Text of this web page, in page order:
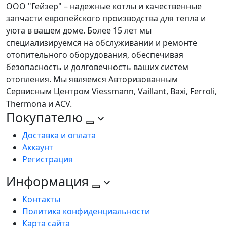
ООО "Гейзер" – надежные котлы и качественные
запчасти европейского производства для тепла и
уюта в вашем доме. Более 15 лет мы
специализируемся на обслуживании и ремонте
отопительного оборудования, обеспечивая
безопасность и долговечность ваших систем
отопления. Мы являемся Авторизованным
Сервисным Центром Viessmann, Vaillant, Baxi, Ferroli,
Thermona и ACV.
Покупателю
Доставка и оплата
Аккаунт
Регистрация
Информация
Контакты
Политика конфиденциальности
Карта сайта